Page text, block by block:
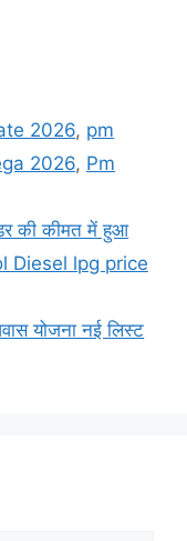
2026, pm
2026, Pm
की कीमत में हुआ
Diesel lpg price
योजना नई लिस्ट